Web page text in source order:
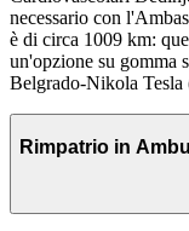
necessario con
è di circa 1009 km:
un'opzione su gomma
Belgrado-Nikola Tesla
Rimpatrio in